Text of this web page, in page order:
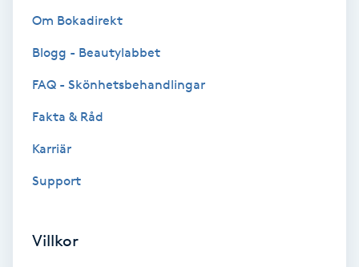
Sockring
Om Bokadirekt
Blogg - Beautylabbet
FAQ - Skönhetsbehandlingar
Fakta & Råd
Karriär
Support
Villkor